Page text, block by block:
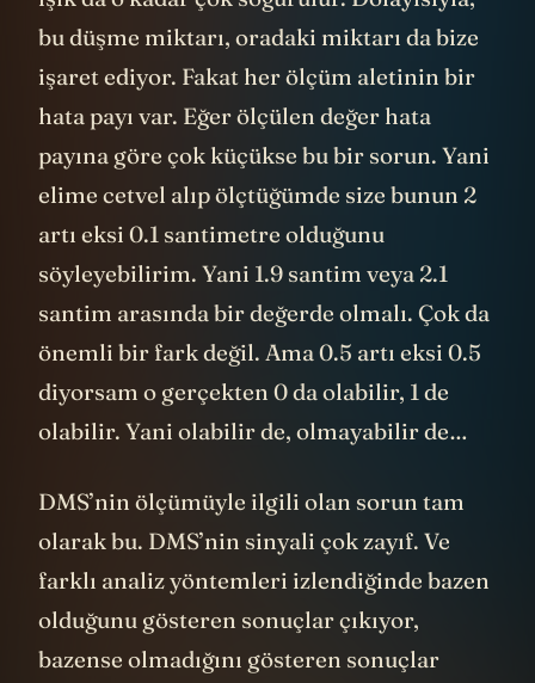
bu düşme miktarı, oradaki miktarı da bize
işaret ediyor. Fakat her ölçüm aletinin bir
hata payı var. Eğer ölçülen değer hata
payına göre çok küçükse bu bir sorun. Yani
elime cetvel alıp ölçtüğümde size bunun 2
artı eksi 0.1 santimetre olduğunu
söyleyebilirim. Yani 1.9 santim veya 2.1
santim arasında bir değerde olmalı. Çok da
önemli bir fark değil. Ama 0.5 artı eksi 0.5
diyorsam o gerçekten 0 da olabilir, 1 de
olabilir. Yani olabilir de, olmayabilir de…
DMS’nin ölçümüyle ilgili olan sorun tam
olarak bu. DMS’nin sinyali çok zayıf. Ve
farklı analiz yöntemleri izlendiğinde bazen
olduğunu gösteren sonuçlar çıkıyor,
bazense olmadığını gösteren sonuçlar